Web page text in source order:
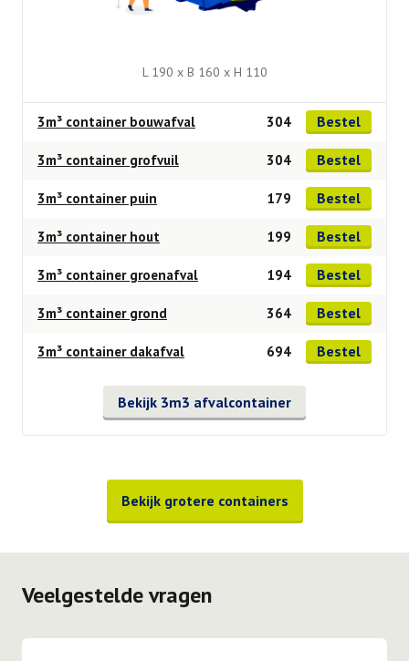
L 190 x B 160 x H 110
3m³ container bouwafval 304 Bestel
3m³ container grofvuil 304 Bestel
3m³ container puin 179 Bestel
3m³ container hout 199 Bestel
3m³ container groenafval 194 Bestel
3m³ container grond 364 Bestel
3m³ container dakafval 694 Bestel
Bekijk 3m3 afvalcontainer
Bekijk grotere containers
Veelgestelde vragen